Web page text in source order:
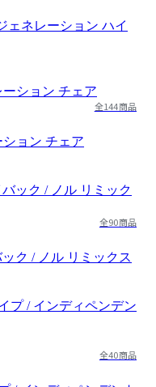
ェネレーション ハイ
全144商品
ション チェア
全90商品
ク / ノル リミックス
全40商品